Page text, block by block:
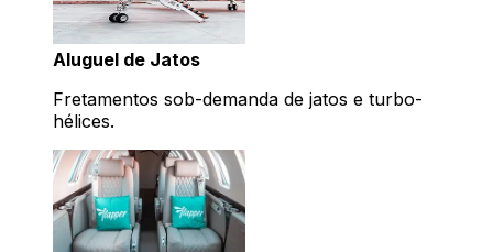
Aluguel de Jatos
Fretamentos sob-demanda de jatos e turbo-
hélices.